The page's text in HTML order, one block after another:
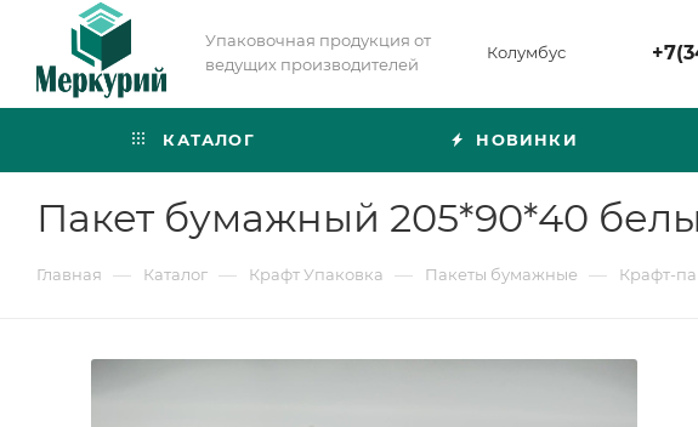
Упаковочная продукция от
ведущих производителей
Колумбус
КАТАЛОГ НОВИНКИ
Пакет бумажный 205*90*40
Главная — Каталог — Крафт Упаковка — Пакеты бумажные — Крафт-